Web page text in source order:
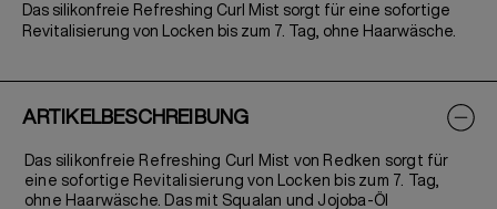
Das silikonfreie Refreshing Curl Mist sorgt für eine sofortige
Revitalisierung von Locken bis zum 7. Tag, ohne Haarwäsche.
ARTIKELBESCHREIBUNG
Das silikonfreie Refreshing Curl Mist von Redken sorgt für
eine sofortige Revitalisierung von Locken bis zum 7. Tag,
ohne Haarwäsche. Das mit Squalan und Jojoba-Öl